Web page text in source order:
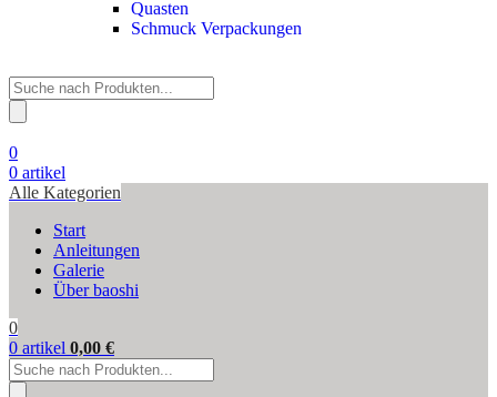
Quasten
Schmuck Verpackungen
Products
search
0
0 artikel
Alle Kategorien
Start
Anleitungen
Galerie
Über baoshi
0
0 artikel 0,00 €
Products
search